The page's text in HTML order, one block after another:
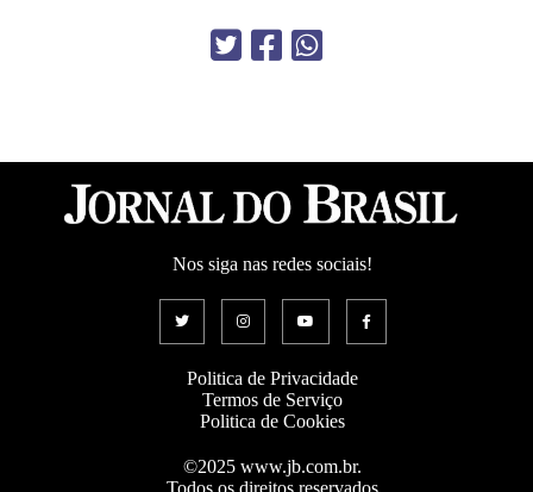
Nos siga nas redes sociais!
Politica de Privacidade
Termos de Serviço
Politica de Cookies
©2025 www.jb.com.br.
Todos os direitos reservados